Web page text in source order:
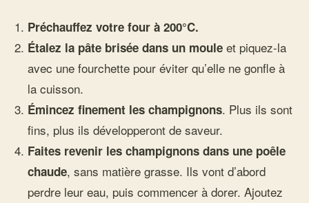
Préchauffez votre four à 200°C.
Étalez la pâte brisée dans un moule et piquez-la
avec une fourchette pour éviter qu’elle ne gonfle à
la cuisson.
Émincez finement les champignons. Plus ils sont
fins, plus ils développeront de saveur.
Faites revenir les champignons dans une poêle
chaude, sans matière grasse. Ils vont d’abord
perdre leur eau, puis commencer à dorer. Ajoutez